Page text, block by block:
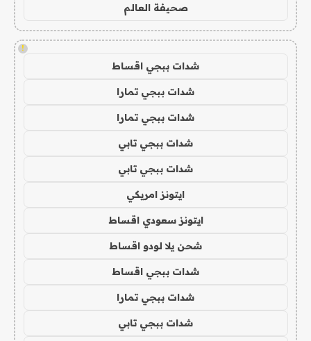
صحيفة العالم
!
شدات ببجي اقساط
شدات ببجي تمارا
شدات ببجي تمارا
شدات ببجي تابي
شدات ببجي تابي
ايتونز امريكي
ايتونز سعودي اقساط
شحن يلا لودو اقساط
شدات ببجي اقساط
شدات ببجي تمارا
شدات ببجي تابي